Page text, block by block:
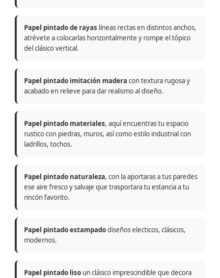
Papel pintado de rayas líneas rectas en distintos anchos,
atrévete a colocarlas horizontalmente y rompe el tópico
del clásico vertical.
Papel pintado imitación madera con textura rugosa y
acabado en relieve para dar realismo al diseño.
Papel pintado materiales, aquí encuentras tu espacio
rustico con piedras, muros, así como estilo industrial con
ladrillos, tochos.
Papel pintado naturaleza, con la aportaras a tus paredes
ese aire fresco y salvaje que trasportara tu estancia a tu
rincón favorito.
Papel pintado estampadodiseños electicos, clásicos,
modernos.
Papel pintado liso un clásico imprescindible que decora